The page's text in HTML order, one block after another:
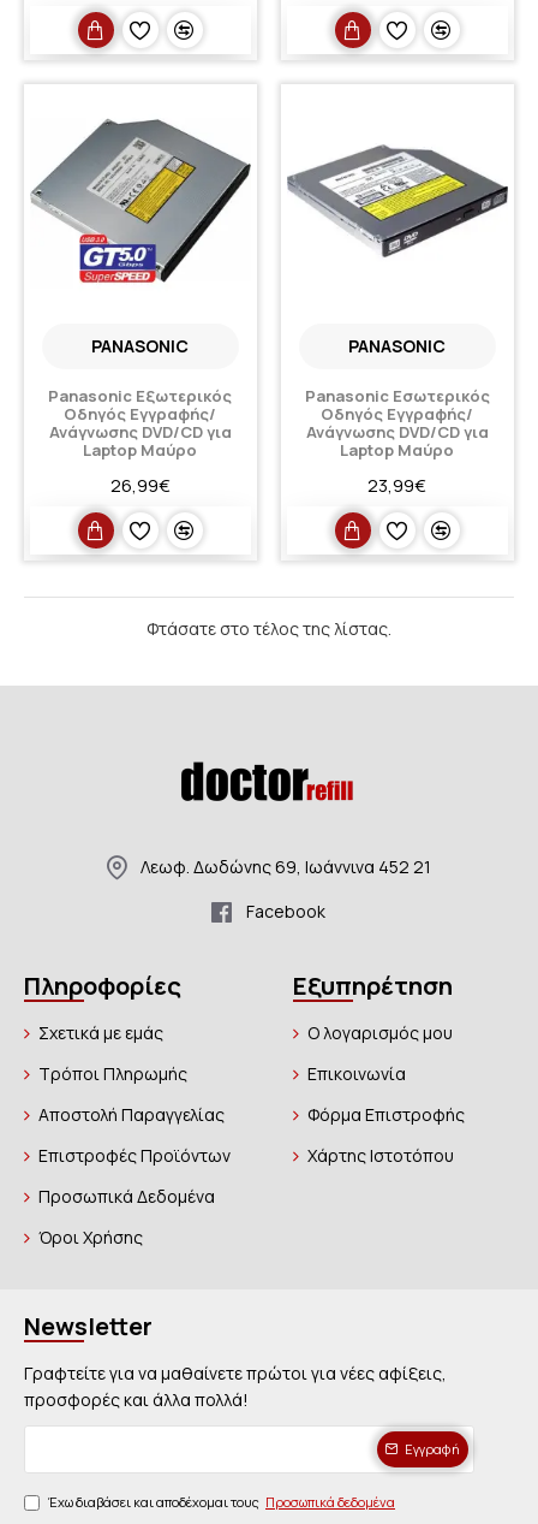
PANASONIC
Panasonic Εξωτερικός
Οδηγός Εγγραφής/
Ανάγνωσης DVD/CD για
Laptop Μαύρο
26,99€
PANASONIC
Panasonic Εσωτερικός
Οδηγός Εγγραφής/
Ανάγνωσης DVD/CD για
Laptop Μαύρο
23,99€
Φτάσατε στο τέλος της λίστας.
Λεωφ. Δωδώνης 69, Ιωάννινα 452 21
Facebook
Πληροφορίες
Σχετικά με εμάς
Τρόποι Πληρωμής
Αποστολή Παραγγελίας
Επιστροφές Προϊόντων
Προσωπικά Δεδομένα
Όροι Χρήσης
Εξυπηρέτηση
Ο λογαρισμός μου
Επικοινωνία
Φόρμα Επιστροφής
Χάρτης Ιστοτόπου
Newsletter
Γραφτείτε για να μαθαίνετε πρώτοι για νέες αφίξεις,
προσφορές και άλλα πολλά!
Εγγραφή
Έχω διαβάσει και αποδέχομαι τους Προσωπικά δεδομένα